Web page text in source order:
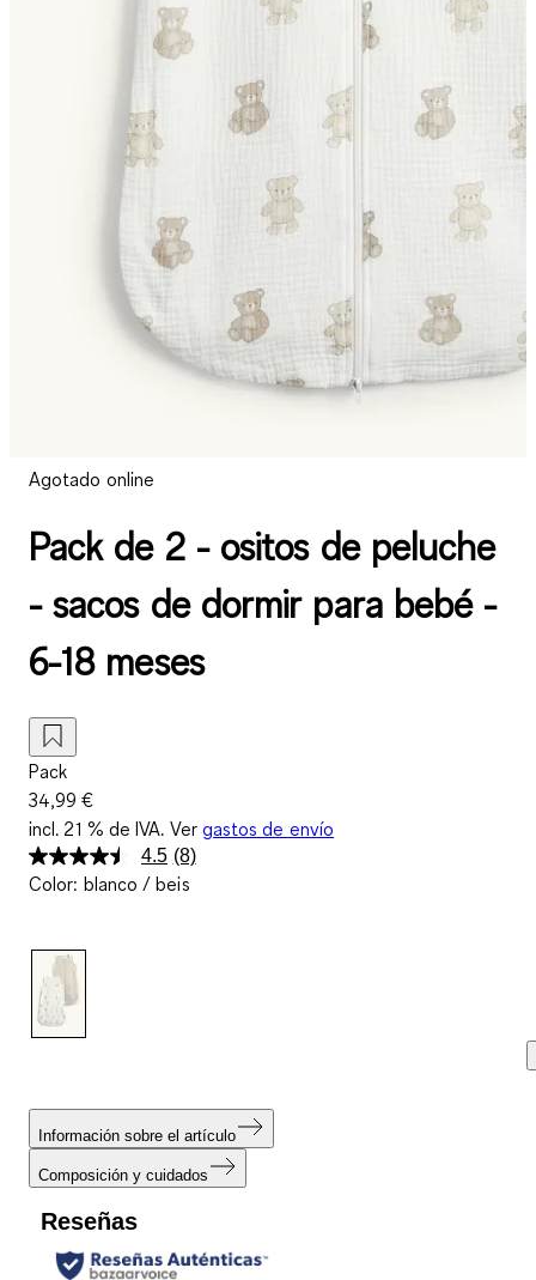
Agotado online
Pack de 2 - ositos de peluche
- sacos de dormir para bebé -
6-18 meses
Pack
34,99 €
incl. 21 % de IVA. Ver gastos de envío
4.5 Lea
8
(8)
Color: blanco / beis
Información sobre el artículo
Composición y cuidados
Reseñas